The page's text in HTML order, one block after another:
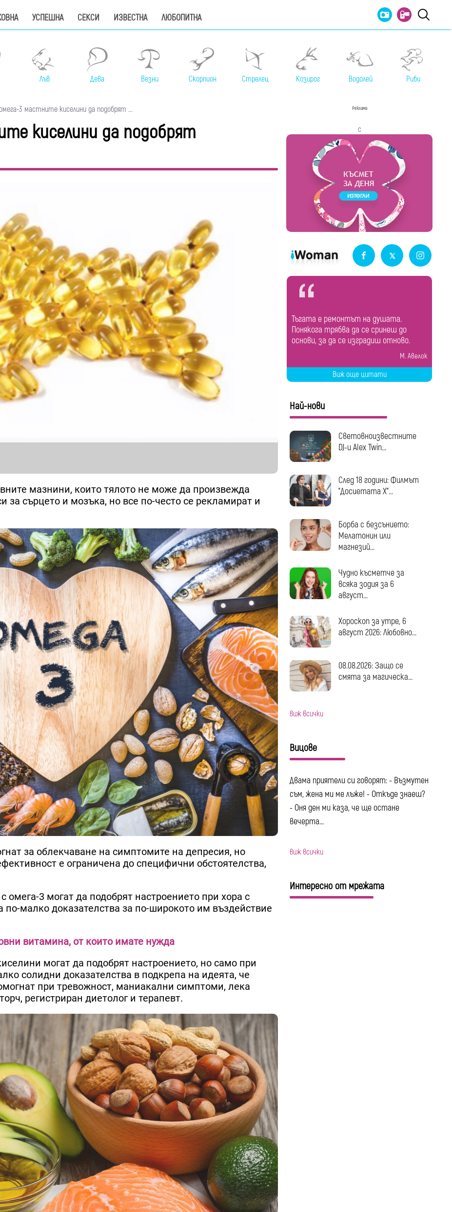
УСПЕШНА СЕКСИ ИЗВЕСТНА ЛЮБОПИТНА
Лъв Дева Везни Скорпион Стрелец Козирог Водолей Риби
3 мастните киселини да подобрят ...
киселини да подобрят
мазнини, които тялото не може да произвежда
за сърцето и мозъка, но все по-често се рекламират и
за облекчаване на симптомите на депресия, но
е ограничена до специфични обстоятелства,
омега-3 могат да подобрят настроението при хора с
по-малко доказателства за по-широкото им въздействие
витамина, от които имате нужда
могат да подобрят настроението, но само при
солидни доказателства в подкрепа на идеята, че
при тревожност, маниакални симптоми, лека
регистриран диетолог и терапевт.
Реклама
с
Тъгата е ремонтът на душата.
Понякога трябва да се сринеш до
основи, за да се изградиш отново.
М. Авелок
Виж още цитати
Най-нови
Световноизвестните
DJ-и Alex Twin...
След 18 години: Филмът
"Досиетата Х"...
Борба с безсънието:
Мелатонин или
магнезий...
Чудно късметче за
всяка зодия за 6
август...
Хороскоп за утре, 6
август 2026: Любовно...
08.08.2026: Защо се
смята за магическа...
виж всички
Вицове
Двама приятели си говорят: - Възмутен
съм, жена ми ме лъже! - Откъде знаеш?
- Оня ден ми каза, че ще остане
вечерта...
виж всички
Интересно от мрежата